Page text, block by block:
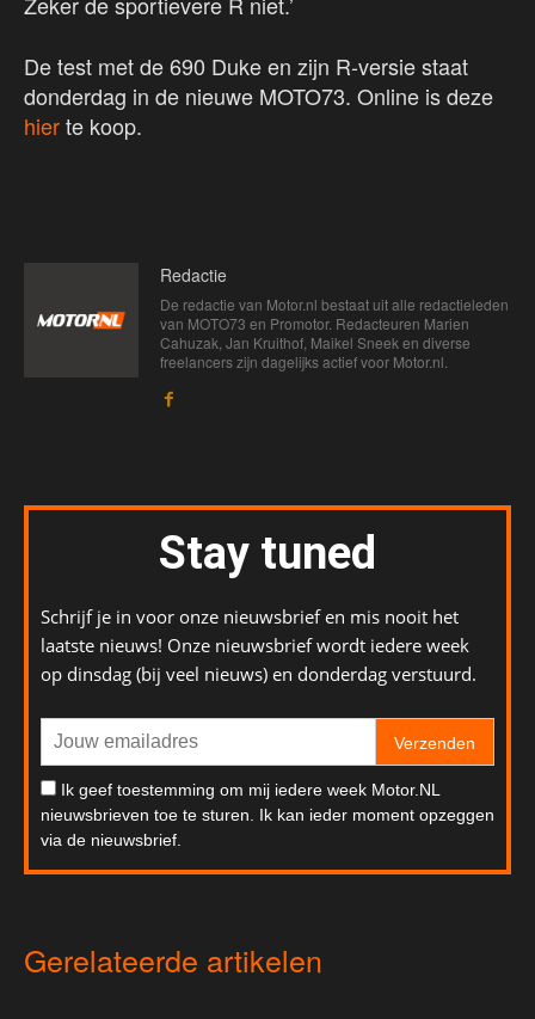
De test met de 690 Duke en zijn R-versie staat
donderdag in de nieuwe MOTO73. Online is deze
hierte koop.
Redactie
De redactie van Motor.nl bestaat uit alle redactieleden
van MOTO73 en Promotor. Redacteuren Marien
Cahuzak, Jan Kruithof, Maikel Sneek en diverse
freelancers zijn dagelijks actief voor Motor.nl.
Stay tuned
Schrijf je in voor onze nieuwsbrief en mis nooit het
laatste nieuws! Onze nieuwsbrief wordt iedere week
op dinsdag (bij veel nieuws) en donderdag verstuurd.
Verzenden
Ik geef toestemming om mij iedere week Motor.NL
nieuwsbrieven toe te sturen. Ik kan ieder moment opzeggen
via de nieuwsbrief.
Gerelateerde artikelen